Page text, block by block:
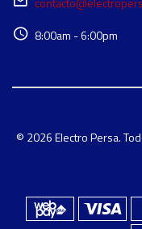
8:00am - 6:00pm
© 2026 Electro Persa.